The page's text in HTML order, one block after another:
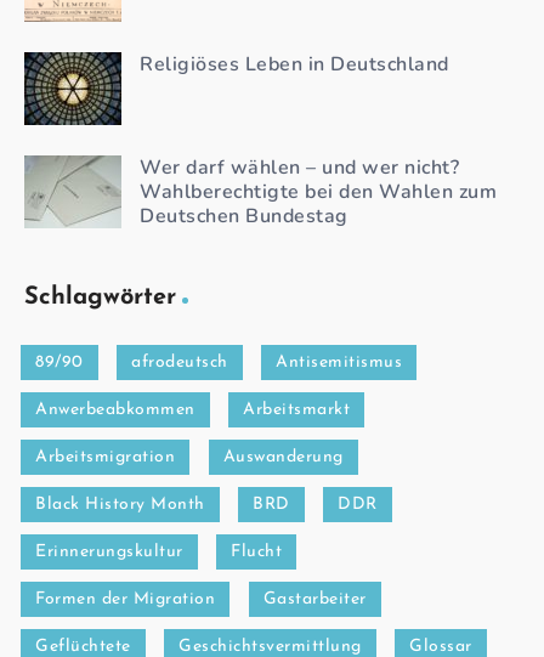
Religiöses Leben in Deutschland
Wer darf wählen – und wer nicht?
Wahlberechtigte bei den Wahlen zum
Deutschen Bundestag
Schlagwörter
89/90 afrodeutsch Antisemitismus
Anwerbeabkommen Arbeitsmarkt
Arbeitsmigration Auswanderung
Black History Month BRD DDR
Erinnerungskultur Flucht
Formen der Migration Gastarbeiter
Geflüchtete Geschichtsvermittlung Glossar